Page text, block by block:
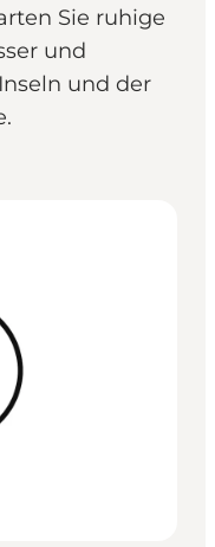
Sie ruhige
und
und der